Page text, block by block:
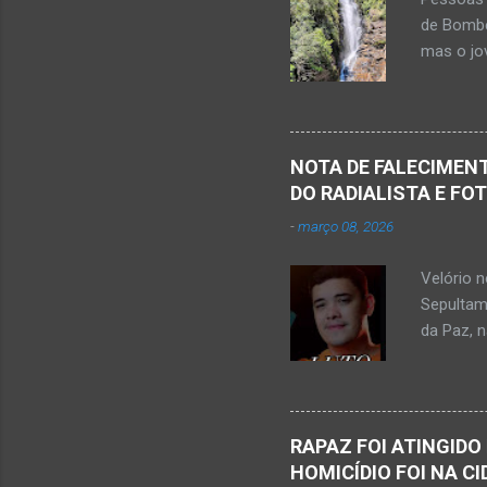
s
de
mas o
Mato
feira,
Minas.
Rosa,
NOTA DE
DO RADIALISTA E
-março 08, 2026
Velório
da Paz,
desse
Nardone
Sílvio da
RAPAZ FOI
HOMICÍDIO FOI NA